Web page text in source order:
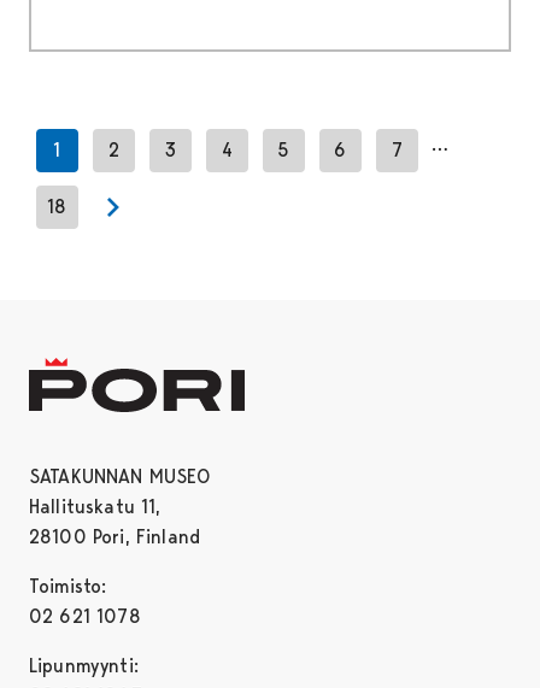
1 2 3 4 5 6 7 …
18
SATAKUNNAN MUSEO
Hallituskatu 11,
28100 Pori, Finland
Toimisto:
02 621 1078
Lipunmyynti: